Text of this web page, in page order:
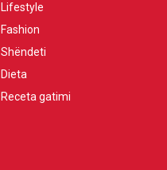
Lifestyle
Fashion
Shëndeti
Dieta
Receta gatimi